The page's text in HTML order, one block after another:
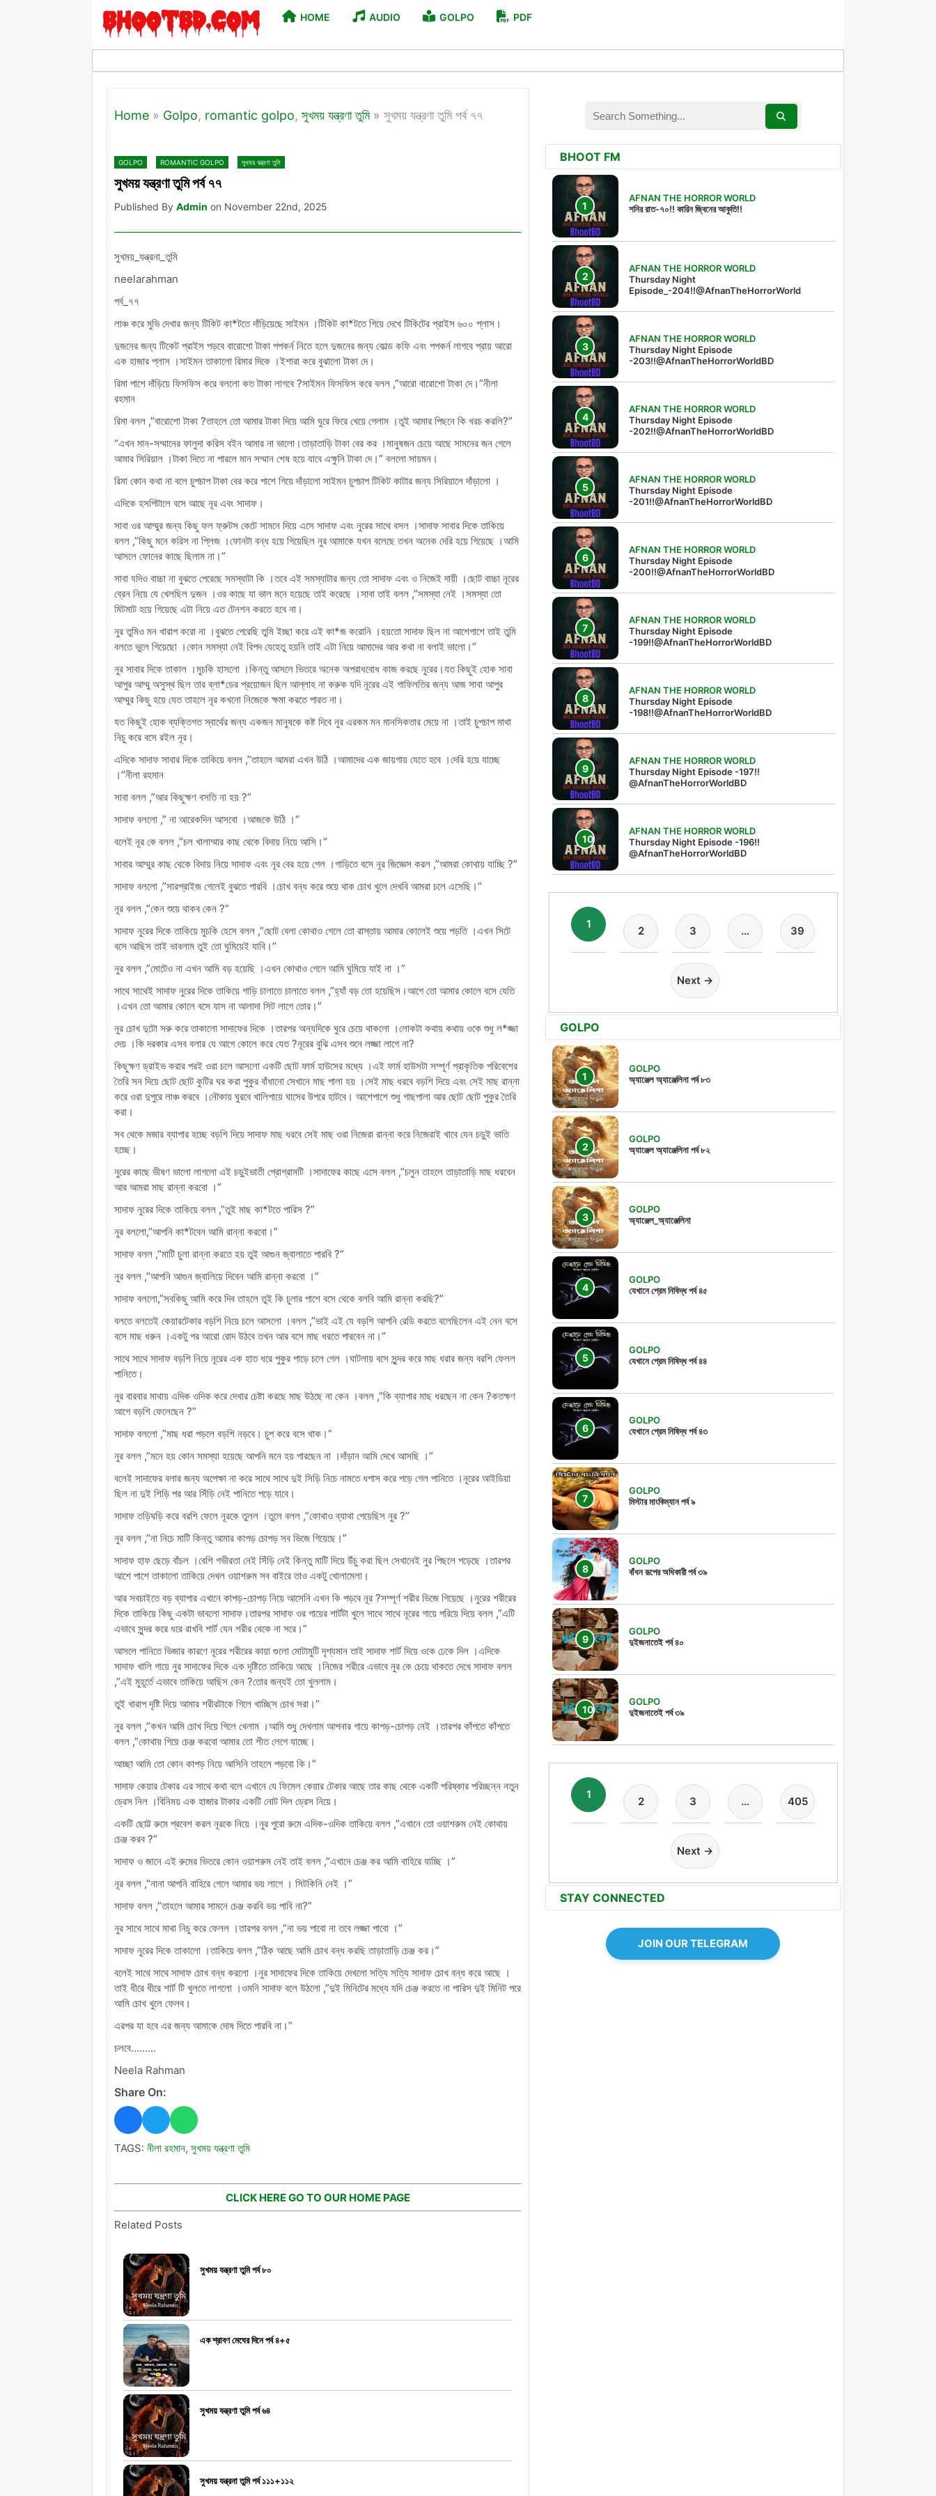
HOME AUDIO GOLPO PDF
Home » Golpo, romantic golpo, সুখময় যন্ত্রণা তুমি» সুখময় যন্ত্রণা তুমি পর্ব ৭৭
GOLPO ROMANTIC GOLPO সুখময় যন্ত্রণা তুমি
সুখময় যন্ত্রণা তুমি পর্ব ৭৭
Published By Admin on November 22nd, 2025
সুখময়_যন্ত্রনা_তুমি
neelarahman
পর্ব_৭৭
লাঞ্চ করে মুভি দেখার জন্য টিকিট কা*টতে দাঁড়িয়েছে সাইমন ।টিকিট কা*টতে গিয়ে দেখে টিকিটের প্রাইস ৬০০ প্লাস।
দুজনের জন্য টিকেট প্রাইস পড়বে বারোশো টাকা পপকর্ন নিতে হলে দুজনের জন্য কোল্ড কফি এবং পপকর্ন লাগবে প্রায় আরো
এক হাজার প্লাস ।সাইমন তাকালো রিমার দিকে ।ইশারা করে বুঝালো টাকা দে।
রিমা পাশে দাঁড়িয়ে ফিসফিস করে বললো কত টাকা লাগবে ?সাইমন ফিসফিস করে বলল ,”আরো বারোশো টাকা দে।”নীলা
রহমান
রিমা বলল ,”বারোশো টাকা ?তাহলে তো আমার টাকা দিয়ে আমি ঘুরে ফিরে খেয়ে গেলাম ।তুই আমার পিছনে কি খরচ করলি?”
“এখন মান-সম্মানের ফালুদা করিস বইন আমার না ভালো।তাড়াতাড়ি টাকা বের কর ।মানুষজন চেয়ে আছে সামনের জন গেলে
আমার সিরিয়াল ।টাকা দিতে না পারলে মান সম্মান শেষ হয়ে যাবে এক্ষুনি টাকা দে।” বললো সায়মন।
রিমা কোন কথা না বলে চুপচাপ টাকা বের করে পাশে গিয়ে দাঁড়ালো সাইমন চুপচাপ টিকিট কাটার জন্য সিরিয়ালে দাঁড়ালো ।
এদিকে হসপিটালে বসে আছে নূর এবং সাদাফ।
সাবা ওর আম্মুর জন্য কিছু ফল ফ্রুটস কেটে সামনে দিয়ে এসে সাদাফ এবং নুরের সাথে বসল ।সাদাফ সাবার দিকে তাকিয়ে
বলল ,”কিছু মনে করিস না প্লিজ ।ফোনটা বন্ধ হয়ে গিয়েছিল নুর আমাকে যখন বলেছে তখন অনেক দেরি হয়ে গিয়েছে ।আমি
আসলে ফোনের কাছে ছিলাম না।”
সাবা যদিও বাচ্চা না বুঝতে পেরেছে সমস্যাটা কি ।তবে এই সমস্যাটার জন্য তো সাদাফ এবং ও নিজেই দায়ী ।ছোট বাচ্চা নূরের
ব্রেন নিয়ে যে খেলছিল দুজন ।ওর কাছে যা ভাল মনে হয়েছে তাই করেছে ।সাবা তাই বলল ,”সমস্যা নেই ।সমস্যা তো
মিটমাট হয়ে গিয়েছে এটা নিয়ে এত টেনশন করতে হবে না।
নুর তুমিও মন খারাপ করো না ।বুঝতে পেরেছি তুমি ইচ্ছা করে এই কা*জ করোনি ।হয়তো সাদাফ ছিল না আশেপাশে তাই তুমি
বলতে ভুলে গিয়েছো ।কোন সমস্যা নেই বিপদ যেহেতু হয়নি তাই এটা নিয়ে আমাদের আর কথা না বলাই ভালো।”
নুর সাবার দিকে তাকাল ।মুচকি হাসলো ।কিন্তু আসলে ভিতরে অনেক অপরাধবোধ কাজ করছে নুরের।যত কিছুই হোক সাবা
আপুর আম্মু অসুস্থ ছিল তার ব্লা*ডের প্রয়োজন ছিল আল্লাহ না করুক যদি নূরের এই গাফিলতির জন্য আজ সাবা আপুর
আম্মুর কিছু হয়ে যেত তাহলে নূর কখনো নিজেকে ক্ষমা করতে পারত না।
যত কিছুই হোক ব্যক্তিগত স্বার্থের জন্য একজন মানুষকে কষ্ট দিবে নুর এরকম মন মানসিকতার মেয়ে না ।তাই চুপচাপ মাথা
নিচু করে বসে রইল নূর।
এদিকে সাদাফ সাবার দিকে তাকিয়ে বলল ,”তাহলে আমরা এখন উঠি ।আমাদের এক জায়গায় যেতে হবে ।দেরি হয়ে যাচ্ছে
।”নীলা রহমান
সাবা বলল ,”আর কিছুক্ষণ বসতি না হয় ?”
সাদাফ বললো ,” না আরেকদিন আসবো ।আজকে উঠি ।”
বলেই নূর কে বলল ,”চল খালাম্মার কাছ থেকে বিদায় নিয়ে আসি।”
সাবার আম্মুর কাছ থেকে বিদায় নিয়ে সাদাফ এবং নূর বের হয়ে গেল ।গাড়িতে বসে নূর জিজ্ঞেস করল ,”আমরা কোথায় যাচ্ছি ?”
সাদাফ বললো ,”সারপ্রাইজ গেলেই বুঝতে পারবি ।চোখ বন্ধ করে শুয়ে থাক চোখ খুলে দেখবি আমরা চলে এসেছি।”
নূর বলল ,”কেন শুয়ে থাকব কেন ?”
সাদাফ নুরের দিকে তাকিয়ে মুচকি হেসে বলল ,”ছোট বেলা কোথাও গেলে তো রাস্তায় আমার কোলেই শুয়ে পড়তি ।এখন সিটে
বসে আছিস তাই ভাবলাম তুই তো ঘুমিয়েই যাবি।”
নুর বলল ,”মোটেও না এখন আমি বড় হয়েছি ।এখন কোথাও গেলে আমি ঘুমিয়ে যাই না ।”
সাথে সাথেই সাদাফ নুরের দিকে তাকিয়ে গাড়ি চালাতে চালাতে বলল ,”হ্যাঁ বড় তো হয়েছিস।আগে তো আমার কোলে বসে যেতি
।এখন তো আমার কোলে বসে যাস না আলাদা সিট লাগে তোর।”
নুর চোখ দুটো সরু করে তাকালো সাদাফের দিকে ।তারপর অন্যদিকে ঘুরে চেয়ে থাকলো ।লোকটা কথায় কথায় ওকে শুধু ল*জ্জা
দেয় ।কি দরকার এসব বলার যে আগে কোলে করে যেত ?নূরের বুঝি এসব শুনে লজ্জা লাগে না?
কিছুক্ষণ ড্রাইভ করার পরই ওরা চলে আসলো একটি ছোট ফার্ম হাউসের মধ্যে ।এই ফার্ম হাউসটা সম্পূর্ণ প্রাকৃতিক পরিবেশের
তৈরি সন দিয়ে ছোট ছোট কুটির ঘর করা পুকুর বাঁধানো সেখানে মাছ পালা হয় ।সেই মাছ ধরবে বড়শি দিয়ে এবং সেই মাছ রান্না
করে ওরা দুপুরে লাঞ্চ করবে ।নৌকায় ঘুরবে খালিপায়ে ঘাসের উপরে হাটবে। আশেপাশে শুধু গাছপালা আর ছোট ছোট পুকুর তৈরি
করা।
সব থেকে মজার ব্যাপার হচ্ছে বড়শি দিয়ে সাদাফ মাছ ধরবে সেই মাছ ওরা নিজেরা রান্না করে নিজেরাই খাবে যেন চড়ুই ভাতি
হচ্ছে।
নুরের কাছে ভীষণ ভালো লাগলো এই চড়ুইভাতী প্রোগ্রামটি ।সাদাফের কাছে এসে বলল ,”চলুন তাহলে তাড়াতাড়ি মাছ ধরবেন
আর আমরা মাছ রান্না করবো ।”
সাদাফ নুরের দিকে তাকিয়ে বলল ,”তুই মাছ কা*টতে পারিস ?”
নুর বললো,”আপনি কা*টবেন আমি রান্না করবো।”
সাদাফ বলল ,”মাটি চুলা রান্না করতে হয় তুই আগুন জ্বালাতে পারবি ?”
নুর বলল ,”আপনি আগুন জ্বালিয়ে দিবেন আমি রান্না করবো ।”
সাদাফ বললো,”সবকিছু আমি করে দিব তাহলে তুই কি চুলার পাশে বসে থেকে বলবি আমি রান্না করছি?”
বলতে বলতেই কেয়ারটেকার বড়শি নিয়ে চলে আসলো ।বলল ,”ভাই এই যে বড়শি আপনি রেডি করতে বলেছিলেন এই নেন বসে
বসে মাছ ধরুন ।একটু পর আরো রোদ উঠবে তখন আর বসে মাছ ধরতে পারবেন না।”
সাথে সাথে সাদাফ বড়শি নিয়ে নূরের এক হাত ধরে পুকুর পাড়ে চলে গেল ।ঘাটলায় বসে সুন্দর করে মাছ ধরার জন্য বরশি ফেলল
পানিতে।
নুর বারবার মাথায় এদিক ওদিক করে দেখার চেষ্টা করছে মাছ উঠছে না কেন ।বলল ,”কি ব্যাপার মাছ ধরছেন না কেন ?কতক্ষণ
আগে বড়শি ফেলেছেন ?”
সাদাফ বললো ,”মাছ ধরা পড়লে বড়শি নড়বে। চুপ করে বসে থাক।”
নুর বলল ,”মনে হয় কোন সমস্যা হয়েছে আপনি মনে হয় পারছেন না ।দাঁড়ান আমি দেখে আসছি ।”
বলেই সাদাফের বলার জন্য অপেক্ষা না করে সাথে সাথে দুই সিড়ি নিচে নামতে ধপাস করে পড়ে গেল পানিতে ।নূরের আইডিয়া
ছিল না দুই শিড়ি পর আর সিঁড়ি নেই পানিতে পড়ে যাবে।
সাদাফ তড়িঘড়ি করে বরশি ফেলে নূরকে তুলল ।তুলে বলল ,”কোথাও ব্যাথা পেয়েছিস নুর ?”
নুর বলল ,”না নিচে মাটি কিন্তু আমার কাপড় চোপড় সব ভিজে গিয়েছে।”
সাদাফ হাফ ছেড়ে বাঁচল ।বেশি গভীরতা নেই সিঁড়ি নেই কিন্তু মাটি দিয়ে উঁচু করা ছিল সেখানেই নুর পিছলে পড়েছে ।তারপর
আশে পাশে তাকালো তাকিয়ে দেখল ওয়াশরুম সব বাইরে তাও একটু খোলামেলা।
আর সবচাইতে বড় ব্যাপার এখানে কাপড়-চোপড় নিয়ে আসেনি এখন কি পড়বে নূর ?সম্পূর্ণ শরীর ভিজে গিয়েছে ।নুরের শরীরের
দিকে তাকিয়ে কিছু একটা ভাবলো সাদাফ।তারপর সাদাফ ওর গায়ের শার্টটা খুলে সাথে সাথে নূরের গায়ে পরিয়ে দিয়ে বলল ,”এটি
এভাবে সুন্দর করে ধরে রাখবি শার্ট যেন শরীর থেকে না সরে।”
আসলে পানিতে ভিজার কারণে নূরের শরীরের কায়া গুলো মোটামুটি দৃশ্যমান তাই সাদাফ শার্ট দিয়ে ওকে ঢেকে দিল ।এদিকে
সাদাফ খালি গায়ে নুর সাদাফের দিকে এক দৃষ্টিতে তাকিয়ে আছে ।নিজের শরীরে এভাবে নুর কে চেয়ে থাকতে দেখে সাদাফ বলল
,”এই মুহূর্তে এভাবে তাকিয়ে আছিস কেন ?তোর জন্যই তো খুললাম।
তুই খারাপ দৃষ্টি দিয়ে আমার শরীরটাকে গিলে খাচ্ছিস চোখ সরা।”
নুর বলল ,”কখন আমি চোখ দিয়ে গিলে খেলাম ।আমি শুধু দেখলাম আপনার গায়ে কাপড়-চোপড় নেই ।তারপর কাঁপতে কাঁপতে
বলল ,”কোথায় গিয়ে চেঞ্জ করবো আমার তো শীত লেগে যাচ্ছে।
আচ্ছা আমি তো কোন কাপড় নিয়ে আসিনি তাহলে পড়বো কি।”
সাদাফ কেয়ার টেকার এর সাথে কথা বলে এখানে যে ফিমেল কেয়ার টেকার আছে তার কাছ থেকে একটি পরিষ্কার পরিচ্ছন্ন নতুন
ড্রেস নিল ।বিনিময় এক হাজার টাকার একটি নোট দিল ড্রেস নিয়ে।
একটি ছোট্ট রুমে প্রবেশ করল নূরকে নিয়ে ।নুর পুরো রুমে এদিক-ওদিক তাকিয়ে বলল ,”এখানে তো ওয়াশরুম নেই কোথায়
চেঞ্জ করব ?”
সাদাফ ও জানে এই রুমের ভিতরে কোন ওয়াশরুম নেই তাই বলল ,”এখানে চেঞ্জ কর আমি বাহিরে যাচ্ছি ।”
নূর বলল ,”নানা আপনি বাহিরে গেলে আমার ভয় লাগে । সিটকিনি নেই ।”
সাদাফ বলল ,”তাহলে আমার সামনে চেঞ্জ করবি ভয় পাবি না?”
নুর সাথে সাথে মাথা নিচু করে ফেলল ।তারপর বলল ,”না ভয় পাবো না তবে লজ্জা পাবো ।”
সাদাফ নুরের দিকে তাকালো ।তাকিয়ে বলল ,”ঠিক আছে আমি চোখ বন্ধ করছি তাড়াতাড়ি চেঞ্জ কর।”
বলেই সাথে সাথে সাদাফ চোখ বন্ধ করলো ।নুর সাদাফের দিকে তাকিয়ে দেখলো সত্যি সত্যি সাদাফ চোখ বন্ধ করে আছে ।
তাই ধীরে ধীরে শার্ট টি খুলতে লাগলো ।ওমনি সাদাফ বলে উঠলো ,”দুই মিনিটের মধ্যে যদি চেঞ্জ করতে না পারিস দুই মিনিট পরে
আমি চোখ খুলে ফেলব।
এরপর যা হবে এর জন্য আমাকে দোষ দিতে পারবি না।”
চলবে………
Neela Rahman
Share On:
TAGS: নীলা রহমান, সুখময় যন্ত্রণা তুমি
CLICK HERE GO TO OUR HOME PAGE
Related Posts
সুখময় যন্ত্রণা তুমি পর্ব ৮০
এক শ্রাবণ মেঘের দিনে পর্ব ৪+৫
সুখময় যন্ত্রণা তুমি পর্ব ৬৪
সুখময় যন্ত্রনা তুমি পর্ব ১১১+১১২
BHOOT FM
AFNAN THE HORROR WORLD
শনির রাত-৭০!! কারিন জ্বিনের আকুতি!!
AFNAN THE HORROR WORLD
Thursday Night
Episode_-204!!@AfnanTheHorrorWorld
AFNAN THE HORROR WORLD
Thursday Night Episode
-203!!@AfnanTheHorrorWorldBD
AFNAN THE HORROR WORLD
Thursday Night Episode
-202!!@AfnanTheHorrorWorldBD
AFNAN THE HORROR WORLD
Thursday Night Episode
-201!!@AfnanTheHorrorWorldBD
AFNAN THE HORROR WORLD
Thursday Night Episode
-200!!@AfnanTheHorrorWorldBD
AFNAN THE HORROR WORLD
Thursday Night Episode
-199!!@AfnanTheHorrorWorldBD
AFNAN THE HORROR WORLD
Thursday Night Episode
-198!!@AfnanTheHorrorWorldBD
AFNAN THE HORROR WORLD
Thursday Night Episode -197!!‪
@AfnanTheHorrorWorldBD‬
AFNAN THE HORROR WORLD
Thursday Night Episode -196!!
@AfnanTheHorrorWorldBD
1
2 3 … 39
Next →
GOLPO
GOLPO
অ্যাঞ্জেল অ্যাঞ্জেলিনা পর্ব ৮৩
GOLPO
অ্যাঞ্জেল অ্যাঞ্জেলিনা পর্ব ৮২
GOLPO
অ্যাঞ্জেল_অ্যাঞ্জেলিনা
GOLPO
যেখানে প্রেম নিষিদ্ধ পর্ব ৪৫
GOLPO
যেখানে প্রেম নিষিদ্ধ পর্ব ৪৪
GOLPO
যেখানে প্রেম নিষিদ্ধ পর্ব ৪৩
GOLPO
মিস্টার মাংকিম্যান পর্ব ৯
GOLPO
বাঁধন রূপের অধিকারী পর্ব ৩৯
GOLPO
দুইজনাতেই পর্ব ৪০
GOLPO
দুইজনাতেই পর্ব ৩৯
1
2 3 … 405
Next →
STAY CONNECTED
JOIN OUR TELEGRAM